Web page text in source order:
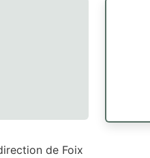
de Foix